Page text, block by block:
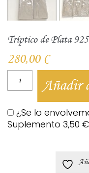
Tríptico de Plata
280,00 €
Añadir
¿Se lo
Suplemento 3,50 €